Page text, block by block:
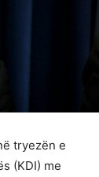
tryezën e
(KDI) me